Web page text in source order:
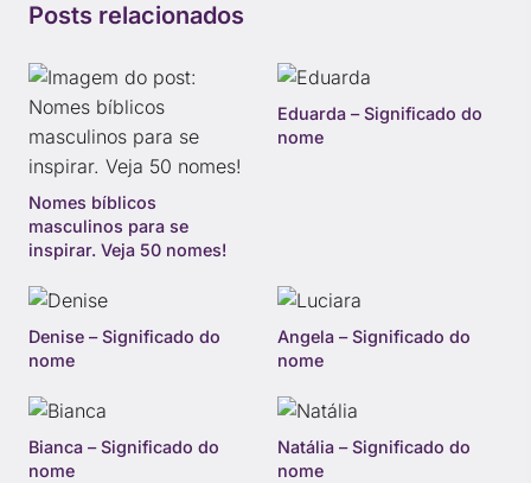
Posts relacionados
Nomes bíblicos
masculinos para se
inspirar. Veja 50 nomes!
Eduarda – Significado do
nome
Denise – Significado do
nome
Angela – Significado do
nome
Bianca – Significado do
nome
Natália – Significado do
nome